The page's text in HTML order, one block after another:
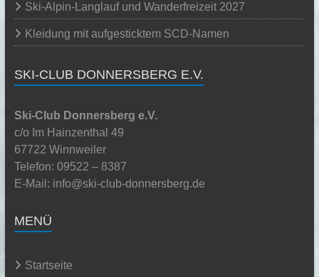
Ski-Alpin-Langlauf und Wanderfreizeit 2027
Kleidung mit aufgesticktem SCD-Namen
SKI-CLUB DONNERSBERG E.V.
Ski-Club Donnersberg e.V.
c/o Im Hainzenthal 49
67722 Winnweiler
Telefon: 09522 – 8387
E-Mail: info@ski-club-donnersberg.de
MENÜ
Startseite